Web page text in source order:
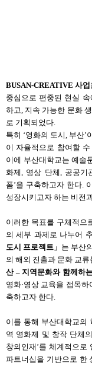
BUSAN-CREATIVE사업
중심으로 편중된 현실
하고 지속 가능한 문화
로 기획되었다
특히 ‘영화의 도시 부산’
이 자율적으로 참여할
이에 부산대학교는 예술
화제
영상 단체 공공기
폼’을 구축하고자 한다.
성장시키고자 하는 비전
이러한 목표를 구체적으
의 세부 과제로 나누어
도시 프로젝트 」 는 부산
의 해외 진출과 문화 교
산 –지역문화와 함께하
영화·영상 교육을 접목하
축하고자 한다
이를 통해 부산대학교의
역 영화제 및 창작 단체
창의인재 ’를 체계적으로
파트너십을 기반으로 한